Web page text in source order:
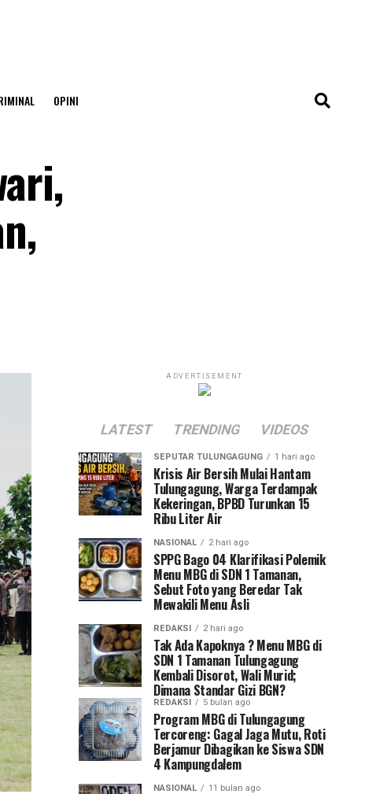
OPINI
ADVERTISEMENT
LATEST TRENDING VIDEOS
SEPUTAR TULUNGAGUNG 1 hari ago
Krisis Air Bersih Mulai Hantam
Tulungagung, Warga Terdampak
Kekeringan, BPBD Turunkan 15
Ribu Liter Air
NASIONAL 2 hari ago
SPPG Bago 04 Klarifikasi Polemik
Menu MBG di SDN 1 Tamanan,
Sebut Foto yang Beredar Tak
Mewakili Menu Asli
REDAKSI 2 hari ago
Tak Ada Kapoknya ? Menu MBG di
SDN 1 Tamanan Tulungagung
Kembali Disorot, Wali Murid;
Dimana Standar Gizi BGN?
REDAKSI 5 bulan ago
Program MBG di Tulungagung
Tercoreng: Gagal Jaga Mutu, Roti
Berjamur Dibagikan ke Siswa SDN
4 Kampungdalem
NASIONAL 11 bulan ago